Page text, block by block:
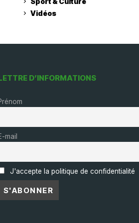
Vidéos
D’INFORMATIONS
mail
J'accepte la politique de confidentialité